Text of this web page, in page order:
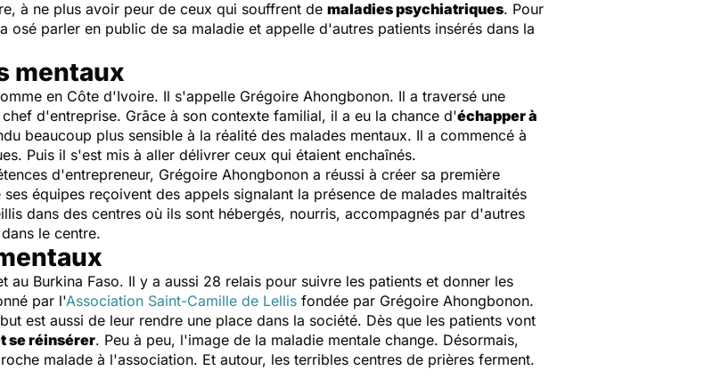
à ne plus avoir peur de ceux qui souffrent de maladies psychiatriques. Pour
parler en public de sa maladie et appelle d'autres patients insérés dans la
mentaux
en Côte d'Ivoire. Il s'appelle Grégoire Ahongbonon. Il a traversé une
d'entreprise. Grâce à son contexte familial, il a eu la chance d'échapper à
beaucoup plus sensible à la réalité des malades mentaux. Il a commencé à
Puis il s'est mis à aller délivrer ceux qui étaient enchaînés.
d'entrepreneur, Grégoire Ahongbonon a réussi à créer sa première
équipes reçoivent des appels signalant la présence de malades maltraités
dans des centres où ils sont hébergés, nourris, accompagnés par d'autres
le centre.
au Burkina Faso. Il y a aussi 28 relais pour suivre les patients et donner les
par l'Association Saint-Camille de Lellis fondée par Grégoire Ahongbonon.
est aussi de leur rendre une place dans la société. Dès que les patients vont
se réinsérer. Peu à peu, l'image de la maladie mentale change. Désormais,
malade à l'association. Et autour, les terribles centres de prières ferment.